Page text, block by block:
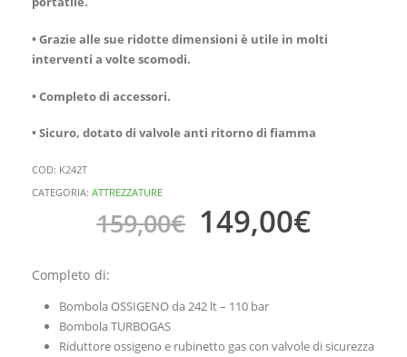
•Grazie alle sue ridotte dimensioni è utile in molti
interventi a volte scomodi.
•Completo di accessori.
•Sicuro, dotato di valvole anti ritorno di fiamma
COD: K242T
CATEGORIA: ATTREZZATURE
159,00€ 149,00€
Completo di:
Bombola OSSIGENO da 242 lt – 110 bar
Bombola TURBOGAS
Riduttore ossigeno e rubinetto gas con valvole di sicurezza